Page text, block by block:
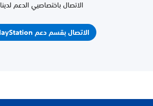
الاتصال باختصاصيي الدعم لدينا
الاتصال بقسم دعم PlayStation